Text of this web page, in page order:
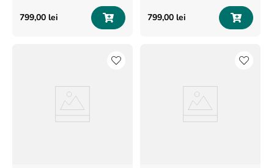
799,00 lei 799,00 lei